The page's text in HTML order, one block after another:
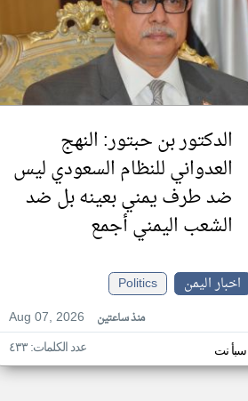
الدكتور بن حبتور: النهج
العدواني للنظام السعودي ليس
ضد طرف يمني بعينه بل ضد
الشعب اليمني أجمع
اخبار اليمن
Politics
Aug 07, 2026
منذ ساعتين
سبأ نت عدد الكلمات: ٤٣٣